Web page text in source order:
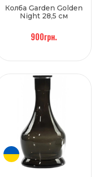
Колба Garden Golden
Night 28,5 см
900грн.